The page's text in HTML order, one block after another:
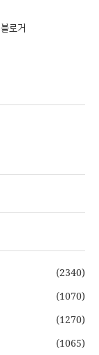
로거
(2340)
(1070)
(1270)
(1065)